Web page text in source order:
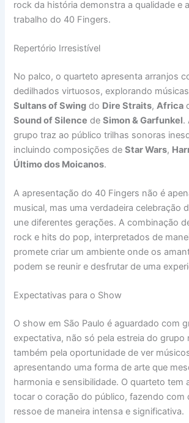
rock da história demonstra a qualidade e
trabalho do 40 Fingers.
Repertório Irresistível
No palco, o quarteto apresenta arranjos
dedilhados virtuosos, explorando
Sultans of Swing do Dire Straits,Africa
Sound of Silence deSimon & Garfunkel.
grupo traz ao público trilhas sonoras
incluindo composições deStar Wars,
Último dos Moicanos.
A apresentação do 40 Fingers não é
musical, mas uma verdadeira celebração
une diferentes gerações. A combinação
rock e hits do pop, interpretados de
promete criar um ambiente onde os
podem se reunir e desfrutar de uma
Expectativas para o Show
O show em São Paulo é aguardado com
expectativa, não só pela estreia do grupo
também pela oportunidade de ver
apresentando uma forma de arte que
harmonia e sensibilidade. O quarteto tem
tocar o coração do público, fazendo com
ressoe de maneira intensa e significativa.